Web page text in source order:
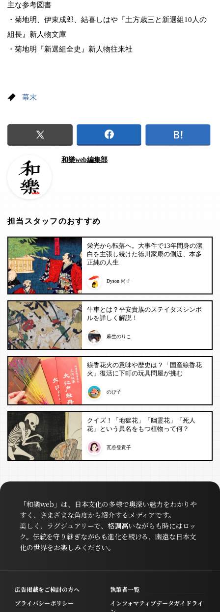
主な参考図書
・菊地明、伊東成郎、結喜しはや『土方歳三と新選組10人の
組長』新人物文庫
・菊地明『新選組全史』新人物往来社
幕末
和樂web編集部
担当スタッフのおすすめ
栄光から転落へ。大事件で13年間身の潔
白を主張し続けた徳川家康の側近、本多
正純の人生
Dyson 尚子
牛車とは？平安貴族のステイタスシンボ
ルを詳しく解説！
麻生のりこ
線香花火の意味や歴史は？「国産線香花
火」復活に下町の玩具問屋が挑む
のび子
クイズ！「地獄花」「幽霊花」「死人
花」という異名をもつ植物って何？
瓦谷登貴子
「和樂web」は、日本文化の多様で奥深い魅力をわかりや
すく、さまざまな角度から紹介するメディアです。
美しく、ラグジュアリーで、格調高いながらも時にはロッ
ク。伝統を守り継ぎながらも進化を続ける、幽遠な日本文
化の世界をお楽しみください。
広告掲載をご検討の方へ
執筆者一覧
プライバシーポリシー
インフォマティブデータガイドライ